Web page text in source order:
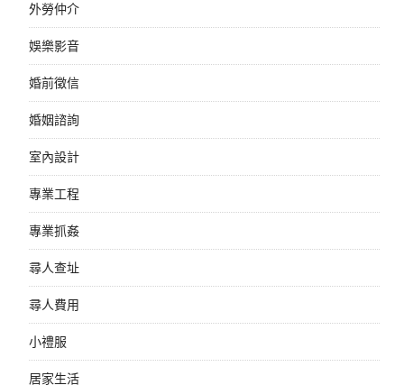
外勞仲介
娛樂影音
婚前徵信
婚姻諮詢
室內設計
專業工程
專業抓姦
尋人查址
尋人費用
小禮服
居家生活